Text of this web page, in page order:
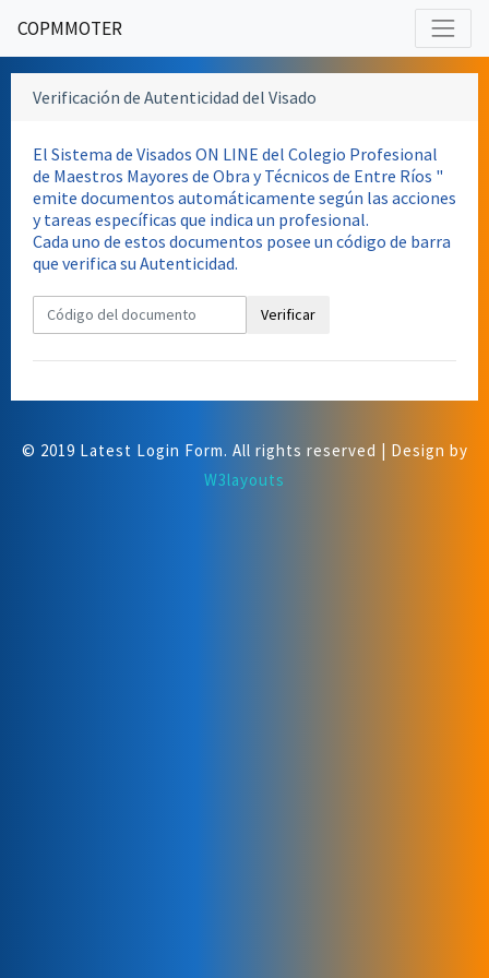
COPMMOTER
Verificación de Autenticidad del Visado
El Sistema de Visados ON LINE del Colegio Profesional
de Maestros Mayores de Obra y Técnicos de Entre Ríos "
emite documentos automáticamente según las acciones
y tareas específicas que indica un profesional.
Cada uno de estos documentos posee un código de barra
que verifica su Autenticidad.
Verificar
© 2019 Latest Login Form. All rights reserved | Design by
W3layouts